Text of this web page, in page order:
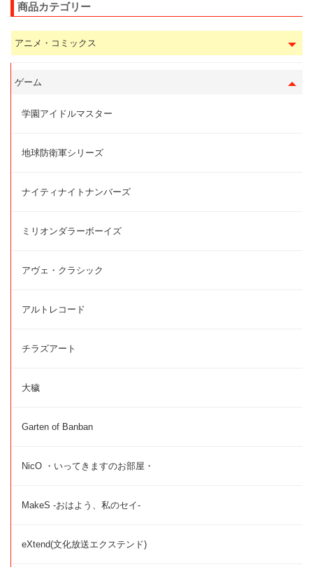
商品カテゴリー
アニメ・コミックス
ゲーム
学園アイドルマスター
地球防衛軍シリーズ
ナイティナイトナンバーズ
ミリオンダラーボーイズ
アヴェ・クラシック
アルトレコード
チラズアート
大穢
Garten of Banban
NicO ・いってきますのお部屋・
MakeS -おはよう、私のセイ-
eXtend(文化放送エクステンド)